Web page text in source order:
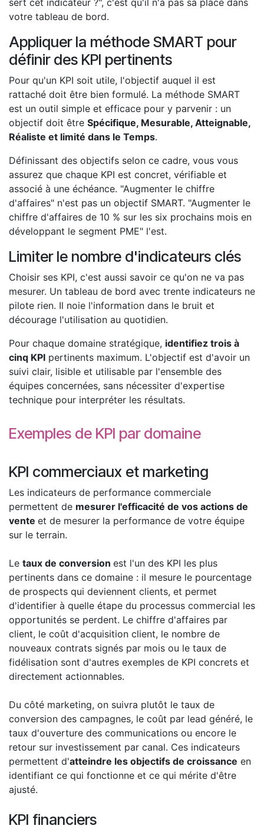
votre tableau de bord.
Appliquer la méthode SMART pour
définir des KPI pertinents
Pour qu'un KPI soit utile, l'objectif auquel il est
rattaché doit être bien formulé. La méthode SMART
est un outil simple et efficace pour y parvenir : un
objectif doit être Spécifique, Mesurable, Atteignable,
Réaliste et limité dans le Temps.
Définissant des objectifs selon ce cadre, vous vous
assurez que chaque KPI est concret, vérifiable et
associé à une échéance. "Augmenter le chiffre
d'affaires" n'est pas un objectif SMART. "Augmenter le
chiffre d'affaires de 10 % sur les six prochains mois en
développant le segment PME" l'est.
Limiter le nombre d'indicateurs clés
Choisir ses KPI, c'est aussi savoir ce qu'on ne va pas
mesurer. Un tableau de bord avec trente indicateurs ne
pilote rien. Il noie l'information dans le bruit et
décourage l'utilisation au quotidien.
Pour chaque domaine stratégique, identifiez trois à
cinq KPI pertinents maximum. L'objectif est d'avoir un
suivi clair, lisible et utilisable par l'ensemble des
équipes concernées, sans nécessiter d'expertise
technique pour interpréter les résultats.
Exemples de KPI par domaine
KPI commerciaux et marketing
Les indicateurs de performance commerciale
permettent de mesurer l'efficacité de vos actions de
vente et de mesurer la performance de votre équipe
sur le terrain.
Le taux de conversion est l'un des KPI les plus
pertinents dans ce domaine : il mesure le pourcentage
de prospects qui deviennent clients, et permet
d'identifier à quelle étape du processus commercial les
opportunités se perdent. Le chiffre d'affaires par
client, le coût d'acquisition client, le nombre de
nouveaux contrats signés par mois ou le taux de
fidélisation sont d'autres exemples de KPI concrets et
directement actionnables.
Du côté marketing, on suivra plutôt le taux de
conversion des campagnes, le coût par lead généré, le
taux d'ouverture des communications ou encore le
retour sur investissement par canal. Ces indicateurs
permettent d'atteindre les objectifs de croissance en
identifiant ce qui fonctionne et ce qui mérite d'être
ajusté.
KPI financiers